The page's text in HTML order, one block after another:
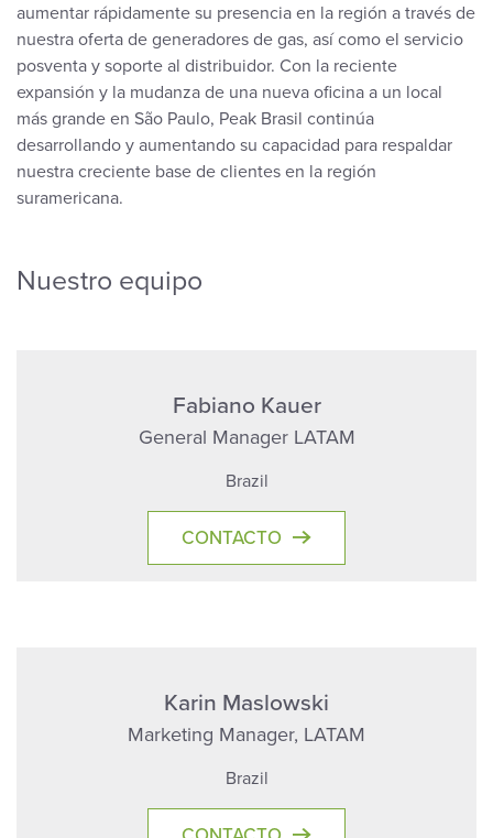
aumentar rápidamente su presencia en la región a través de
nuestra oferta de generadores de gas, así como el servicio
posventa y soporte al distribuidor. Con la reciente
expansión y la mudanza de una nueva oficina a un local
más grande en São Paulo, Peak Brasil continúa
desarrollando y aumentando su capacidad para respaldar
nuestra creciente base de clientes en la región
suramericana.
Nuestro equipo
Fabiano Kauer
General Manager LATAM
Brazil
CONTACTO
Karin Maslowski
Marketing Manager, LATAM
Brazil